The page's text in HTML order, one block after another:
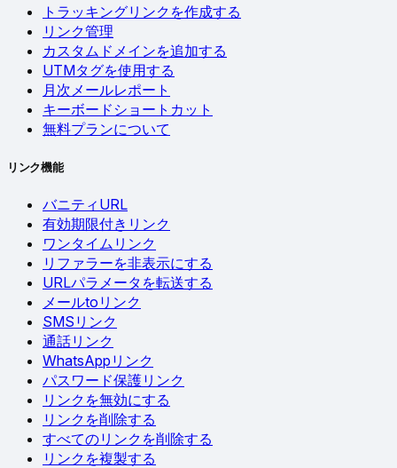
トラッキングリンクを作成する
リンク管理
カスタムドメインを追加する
UTMタグを使用する
月次メールレポート
キーボードショートカット
無料プランについて
リンク機能
バニティURL
有効期限付きリンク
ワンタイムリンク
リファラーを非表示にする
URLパラメータを転送する
メールtoリンク
SMSリンク
通話リンク
WhatsAppリンク
パスワード保護リンク
リンクを無効にする
リンクを削除する
すべてのリンクを削除する
リンクを複製する